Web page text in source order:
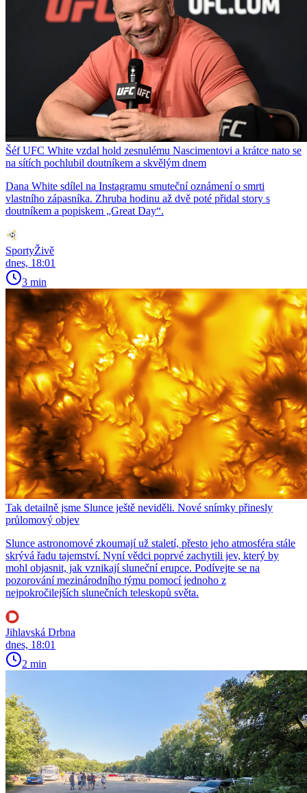
Šéf UFC White vzdal hold zesnulému Nascimentovi a krátce nato se
na sítích pochlubil doutníkem a skvělým dnem
Dana White sdílel na Instagramu smuteční oznámení o smrti
vlastního zápasníka. Zhruba hodinu až dvě poté přidal story s
doutníkem a popiskem „Great Day“.
SportyŽivě
dnes, 18:01
3 min
Tak detailně jsme Slunce ještě neviděli. Nové snímky přinesly
průlomový objev
Slunce astronomové zkoumají už staletí, přesto jeho atmosféra stále
skrývá řadu tajemství. Nyní vědci poprvé zachytili jev, který by
mohl objasnit, jak vznikají sluneční erupce. Podívejte se na
pozorování mezinárodního týmu pomocí jednoho z
nejpokročilejších slunečních teleskopů světa.
Jihlavská Drbna
dnes, 18:01
2 min